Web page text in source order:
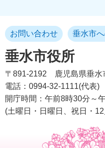
垂水市役所
お問い合わせ 垂水市
〒891-2192
鹿児島県垂
電話：0994-32-1111(代表)
開庁時間：午前8時30分～
(土曜日・日曜日、祝日・